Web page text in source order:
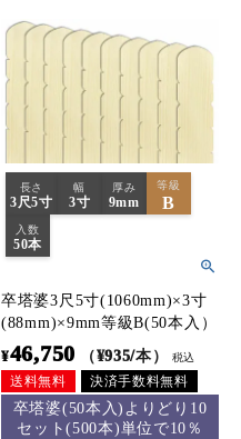
長さ
3尺5寸
幅
3寸
厚み
9mm
等級
B
入数
50本
卒塔婆3尺5寸(1060mm)×3寸
(88mm)×9mm等級B(50本入）
¥46,750 （¥935/本） 税込
送料無料 決済手数料無料
卒塔婆(50本入)よりどり10
セット(500本)単位で10％